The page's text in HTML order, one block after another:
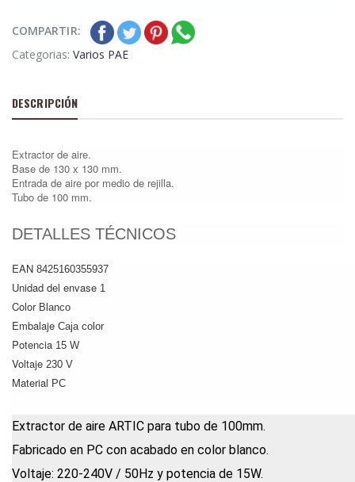
COMPARTIR:
Categorias: Varios PAE
DESCRIPCIÓN
Extractor de aire.
Base de 130 x 130 mm.
Entrada de aire por medio de rejilla.
Tubo de 100 mm.
DETALLES TÉCNICOS
EAN 8425160355937
Unidad del envase 1
Color Blanco
Embalaje Caja color
Potencia 15 W
Voltaje 230 V
Material PC
Extractor de aire ARTIC para tubo de 100mm.
Fabricado en PC con acabado en color blanco.
Voltaje: 220-240V / 50Hz y potencia de 15W.